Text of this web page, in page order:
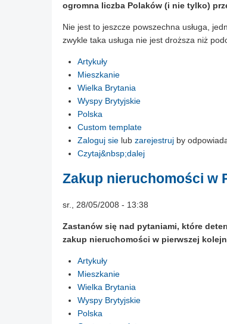
ogromna liczba Polaków (i nie tylko)
Nie jest to jeszcze powszechna usługa,
zwykle taka usługa nie jest droższa niż
Artykuły
Mieszkanie
Wielka Brytania
Wyspy Brytyjskie
Polska
Custom template
Zaloguj sie lub zarejestruj by
Czytaj&nbsp;dalej
Zakup nieruchomości w
sr., 28/05/2008 - 13:38
Zastanów się nad pytaniami, które
zakup nieruchomości w pierwszej
Artykuły
Mieszkanie
Wielka Brytania
Wyspy Brytyjskie
Polska